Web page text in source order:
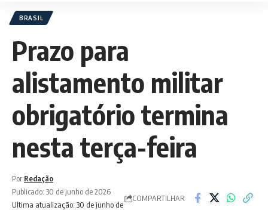
BRASIL
Prazo para
alistamento militar
obrigatório termina
nesta terça-feira
Ultima atualização: 30 de junho de
Por:Redação
Publicado: 30 de junho de 2026
COMPARTILHAR